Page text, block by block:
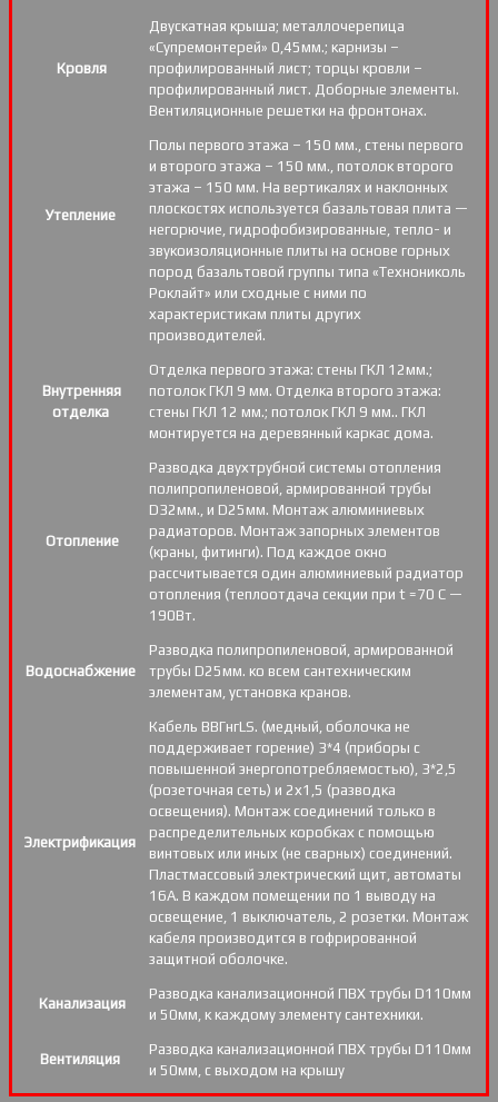
Кровля
Двускатная крыша; металлочерепица
«Супремонтерей» 0,45мм.; карнизы –
профилированный лист; торцы кровли –
профилированный лист. Доборные элементы.
Вентиляционные решетки на фронтонах.
Утепление
Полы первого этажа – 150 мм., стены первого
и второго этажа – 150 мм., потолок второго
этажа – 150 мм. На вертикалях и наклонных
плоскостях используется базальтовая плита —
негорючие, гидрофобизированные, тепло- и
звукоизоляционные плиты на основе горных
пород базальтовой группы типа «Технониколь
Роклайт» или сходные с ними по
характеристикам плиты других
производителей.
Внутренняя
отделка
Отделка первого этажа: стены ГКЛ 12мм.;
потолок ГКЛ 9 мм. Отделка второго этажа:
стены ГКЛ 12 мм.; потолок ГКЛ 9 мм.. ГКЛ
монтируется на деревянный каркас дома.
Отопление
Разводка двухтрубной системы отопления
полипропиленовой, армированной трубы
D32мм., и D25мм. Монтаж алюминиевых
радиаторов. Монтаж запорных элементов
(краны, фитинги). Под каждое окно
рассчитывается один алюминиевый радиатор
отопления (теплоотдача секции при t =70 С —
190Вт.
Водоснабжение
Разводка полипропиленовой, армированной
трубы D25мм. ко всем сантехническим
элементам, установка кранов.
Электрификация
Кабель ВВГнгLS. (медный, оболочка не
поддерживает горение) 3*4 (приборы с
повышенной энергопотребляемостью), 3*2,5
(розеточная сеть) и 2х1,5 (разводка
освещения). Монтаж соединений только в
распределительных коробках с помощью
винтовых или иных (не сварных) соединений.
Пластмассовый электрический щит, автоматы
16А. В каждом помещении по 1 выводу на
освещение, 1 выключатель, 2 розетки. Монтаж
кабеля производится в гофрированной
защитной оболочке.
Канализация
Разводка канализационной ПВХ трубы D110мм
и 50мм, к каждому элементу сантехники.
Вентиляция
Разводка канализационной ПВХ трубы D110мм
и 50мм, с выходом на крышу